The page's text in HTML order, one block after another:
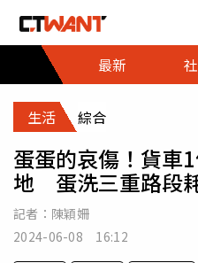
最新
生活 綜合
蛋蛋的哀傷！貨車
地 蛋洗三重路段
記者： 陳穎姍
2024-06-08 16:12